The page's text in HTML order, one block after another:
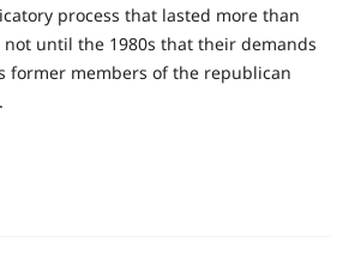
process that lasted more than
not until the 1980s that their demands
former members of the republican